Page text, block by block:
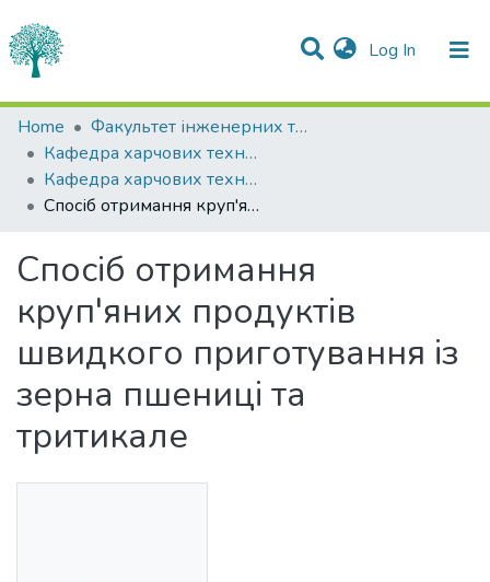
Log In (current)
Statistics
Communities & Collections
All of DSpace
Home
Факультет інженерних технологій та професійної освіти
Кафедра харчових технологій
Кафедра харчових технологій
Спосіб отримання круп'яних продуктів швидкого приготування із зерна пшениці та тритикале
Спосіб отримання
круп'яних продуктів
швидкого приготування із
зерна пшениці та
тритикале